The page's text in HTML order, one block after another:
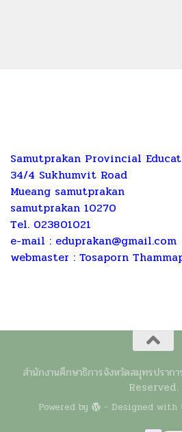
Samutprakan Provincial
34/4 Sukhumvit Road
Mueang samutprakan
samutprakan 10270
Tel. 023801021
e-mail : eduprakan@gmail.com
webmaster : Tosaporn
สำนักงานศึกษาธิการจังหวัดสมุทรปร
Reserved.
Powered by - Designed with